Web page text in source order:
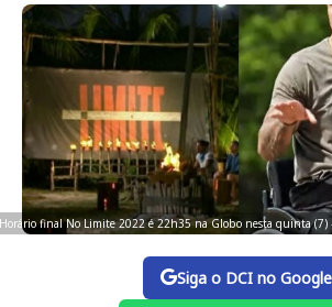
Horário final No Limite 2022 é 22h35 na Globo nesta quinta (7)
Siga o DCI no Google